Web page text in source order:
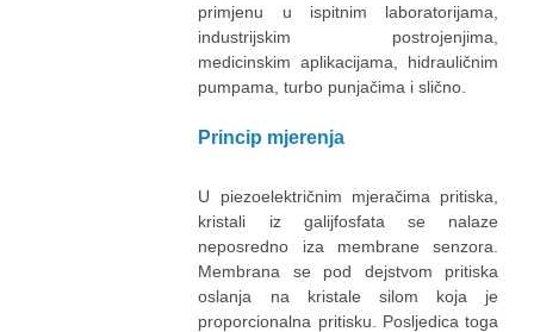
primjenu u ispitnim laboratorijama,
industrijskim postrojenjima,
medicinskim aplikacijama, hidrauličnim
pumpama, turbo punjačima i slično.
Princip mjerenja
U piezoelektričnim mjeračima pritiska,
kristali iz galijfosfata se nalaze
neposredno iza membrane senzora.
Membrana se pod dejstvom pritiska
oslanja na kristale silom koja je
proporcionalna pritisku. Posljedica toga